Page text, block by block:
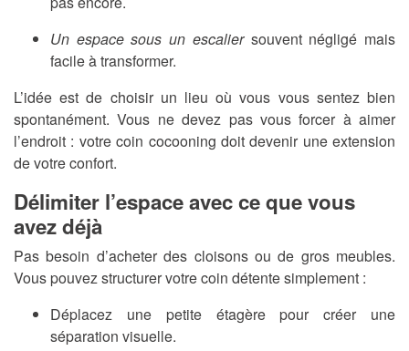
Un espace sous un escaliersouvent négligé mais
facile à transformer.
L’idée est de choisir un lieu où vous vous sentez bien
spontanément. Vous ne devez pas vous forcer à aimer
l’endroit : votre coin cocooning doit devenir une extension
de votre confort.
Délimiter l’espace avec ce que vous
avez déjà
Pas besoin d’acheter des cloisons ou de gros meubles.
Vous pouvez structurer votre coin détente simplement :
Déplacez une petite étagère pour créer une
séparation visuelle.